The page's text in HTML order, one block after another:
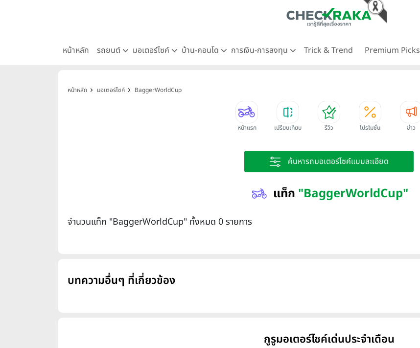
หน้าหลัก รถยนต์ มอเตอร์ไซค์ บ้าน-คอนโด การเงิน-การลงทุน Trick & Trend Premium Picks
หน้าหลัก มอเตอร์ไซค์ BaggerWorldCup
หน้าแรก เปรียบเทียบ รีวิว โปรโมชั่น ข่าว
ค้นหารถมอเตอร์ไซค์แบบละเอียด
แท็ก "BaggerWorldCup"
จำนวนแท็ก "BaggerWorldCup" ทั้งหมด 0 รายการ
บทความอื่นๆ ที่เกี่ยวข้อง
กูรูมอเตอร์ไซค์เด่นประจำเดือน